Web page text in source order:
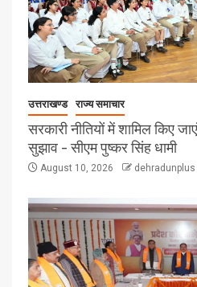
उत्तराखण्ड राज्य समाचार
सरकारी नीतियों में शामिल किए
सुझाव – सीएम पुष्कर सिंह धामी
August 10, 2026 dehradunplus